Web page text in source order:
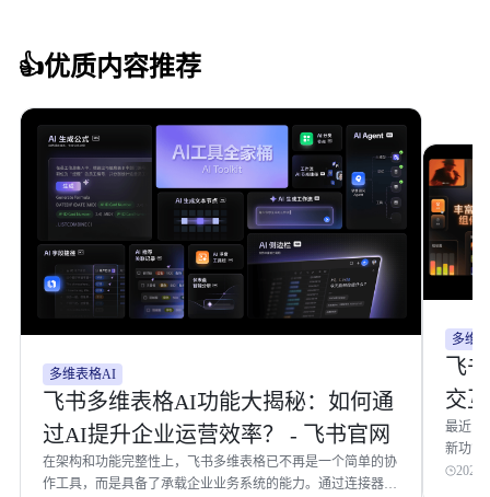
👍优质内容推荐
多维表格AI
飞书多维表格AI功能大揭秘：如何通
过AI提升企业运营效率？ - 飞书官网
在架构和功能完整性上，飞书多维表格已不再是一个简单的协
作工具，而是具备了承载企业业务系统的能力。通过连接器打
多维
飞
交
最近，
新功能
APP！
2025-